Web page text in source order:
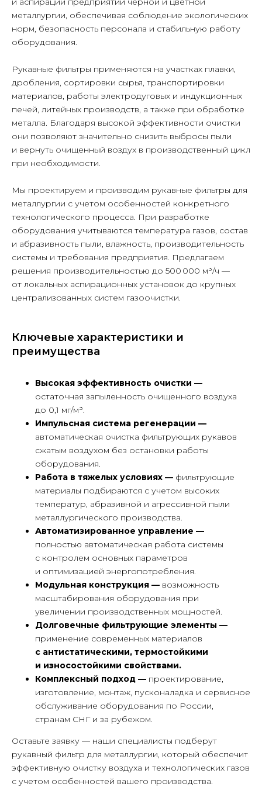
металлургии, обеспечивая соблюдение экологических
норм, безопасность персонала и стабильную работу
оборудования.
Рукавные фильтры применяются на участках плавки,
дробления, сортировки сырья, транспортировки
материалов, работы электродуговых и индукционных
печей, литейных производств, а также при обработке
металла. Благодаря высокой эффективности очистки
они позволяют значительно снизить выбросы пыли
и вернуть очищенный воздух в производственный цикл
при необходимости.
Мы проектируем и производим рукавные фильтры для
металлургии с учетом особенностей конкретного
технологического процесса. При разработке
оборудования учитываются температура газов, состав
и абразивность пыли, влажность, производительность
системы и требования предприятия. Предлагаем
решения производительностью до 500 000 м³/ч —
от локальных аспирационных установок до крупных
централизованных систем газоочистки.
Ключевые характеристики и
преимущества
Высокая эффективность очистки —
остаточная запыленность очищенного воздуха
до 0,1 мг/м³.
Импульсная система регенерации —
автоматическая очистка фильтрующих рукавов
сжатым воздухом без остановки работы
оборудования.
Работа в тяжелых условиях — фильтрующие
материалы подбираются с учетом высоких
температур, абразивной и агрессивной пыли
металлургического производства.
Автоматизированное управление —
полностью автоматическая работа системы
с контролем основных параметров
и оптимизацией энергопотребления.
Модульная конструкция — возможность
масштабирования оборудования при
увеличении производственных мощностей.
Долговечные фильтрующие элементы —
применение современных материалов
с антистатическими, термостойкими
и износостойкими свойствами.
Комплексный подход — проектирование,
изготовление, монтаж, пусконаладка и сервисное
обслуживание оборудования по России,
странам СНГ и за рубежом.
Оставьте заявку — наши специалисты подберут
рукавный фильтр для металлургии, который обеспечит
эффективную очистку воздуха и технологических газов
с учетом особенностей вашего производства.
+7 495 225 50 45
127576, г. Москва, Новгородская
ул., д. 1, этаж 6, помещение А612
info@luftec.ru
+7
я даю согласие ООО «ЛЮФТСЕРВИС+»
на обработку персональных данных
обработки персональных данныхи
Я согласен(на) на получение
информационных и рекламных
иным каналам связи.
Отправить